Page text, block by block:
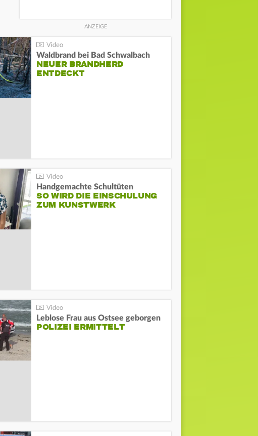
Waldbrand bei Bad Schwalbach
NEUER BRANDHERD
ENTDECKT
Handgemachte Schultüten
SO WIRD DIE EINSCHULUNG
ZUM KUNSTWERK
Leblose Frau aus Ostsee geborgen
POLIZEI ERMITTELT